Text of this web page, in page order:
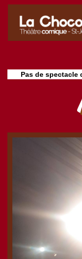
Aller
contenu
principal
Pas de spectacle